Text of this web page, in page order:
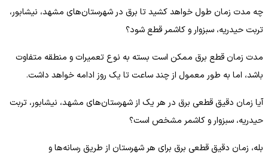
چه مدت زمان طول خواهد کشید تا برق در شهرستان‌های مشهد، نیشابور،
تربت حیدریه، سبزوار و کاشمر قطع شود؟
مدت زمان قطع برق ممکن است بسته به نوع تعمیرات و منطقه متفاوت
باشد، اما به طور معمول از چند ساعت تا یک روز ادامه خواهد داشت.
آیا زمان دقیق قطعی برق در هر یک از شهرستان‌های مشهد، نیشابور، تربت
حیدریه، سبزوار و کاشمر مشخص است؟
بله، زمان دقیق قطعی برق برای هر شهرستان از طریق رسانه‌ها و